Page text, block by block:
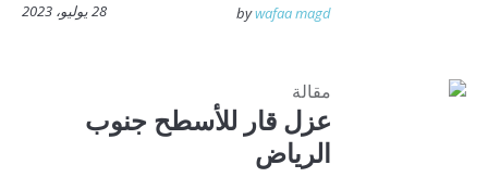
28 يوليو، 2023 bywafaa magd
مقالة
عزل قار للأسطح جنوب
الرياض